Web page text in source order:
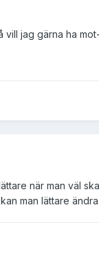
vill jag gärna ha
när man väl
man lättare